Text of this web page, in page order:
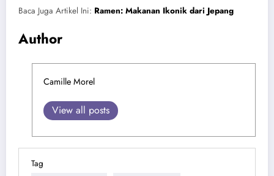
Baca Juga Artikel Ini: Ramen: Makanan Ikonik dari Jepang
Author
Camille Morel
View all posts
Tag